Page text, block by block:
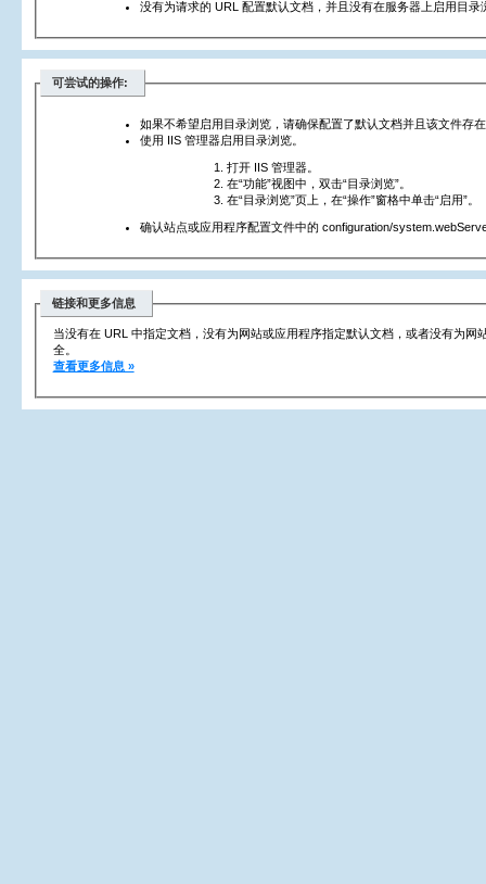
没有为请求的 URL 配置默认文档，并且没有在服务器上启用目录
可尝试的操作:
如果不希望启用目录浏览，请确保配置了默认文档并且该文件存
使用 IIS 管理器启用目录浏览。
打开 IIS 管理器。
在“功能”视图中，双击“目录浏览”。
在“目录浏览”页上，在“操作”窗格中单击“启用”。
确认站点或应用程序配置文件中的 configuration/
链接和更多信息
当没有在 URL 中指定文档，没有为网站或应用程序指定默认文档，或者没有为
全。
查看更多信息 »